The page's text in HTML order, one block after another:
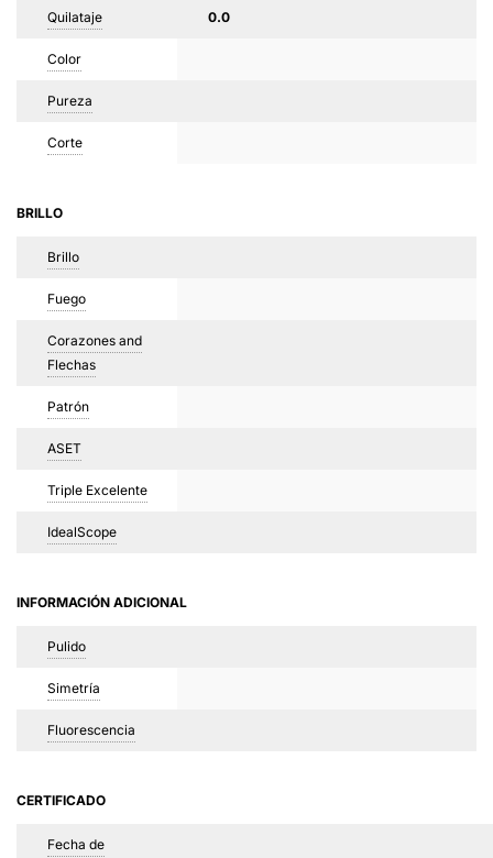
Quilataje 0.0
Color
Pureza
Corte
BRILLO
Brillo
Fuego
Corazones and
Flechas
Patrón
ASET
Triple Excelente
IdealScope
INFORMACIÓN ADICIONAL
Pulido
Simetría
Fluorescencia
CERTIFICADO
Fecha de